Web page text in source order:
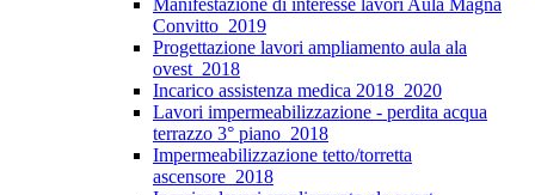
Manifestazione di interesse lavori Aula Magna
Convitto_2019
Progettazione lavori ampliamento aula ala
ovest_2018
Incarico assistenza medica 2018_2020
Lavori impermeabilizzazione - perdita acqua
terrazzo 3° piano_2018
Impermeabilizzazione tetto/torretta
ascensore_2018